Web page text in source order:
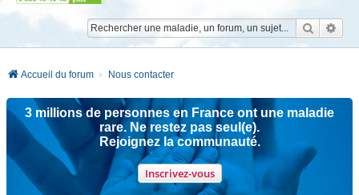
Accueil du forum Nous contacter
3 millions de personnes en France ont une maladie
rare. Ne restez pas seul(e).
Rejoignez la communauté.
Inscrivez-vous